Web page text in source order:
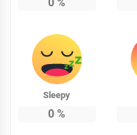
Sleepy
0 %